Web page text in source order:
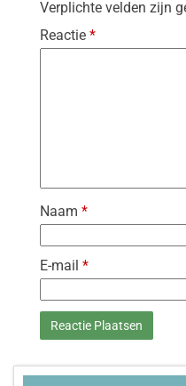
Verplichte velden zijn
Reactie *
Naam *
E-mail *